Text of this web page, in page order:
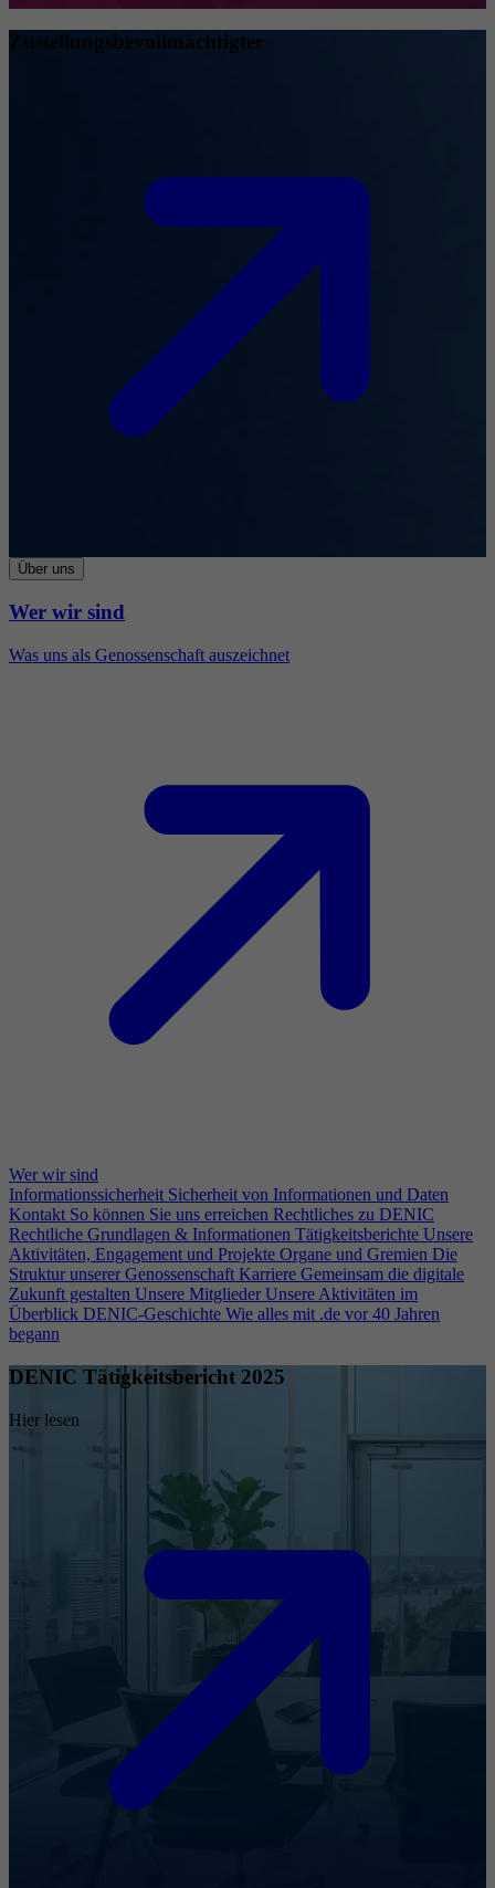
Zustellungsbevollmächtigter
Über uns
Wer wir sind
Was uns als Genossenschaft auszeichnet
Wer wir sind
Informationssicherheit Sicherheit von Informationen und Daten
Kontakt So können Sie uns erreichen Rechtliches zu DENIC
Rechtliche Grundlagen & Informationen Tätigkeitsberichte Unsere
Aktivitäten, Engagement und Projekte Organe und Gremien Die
Struktur unserer Genossenschaft Karriere Gemeinsam die digitale
Zukunft gestalten Unsere Mitglieder Unsere Aktivitäten im
Überblick DENIC-Geschichte Wie alles mit .de vor 40 Jahren
begann
DENIC Tätigkeitsbericht 2025
Hier lesen